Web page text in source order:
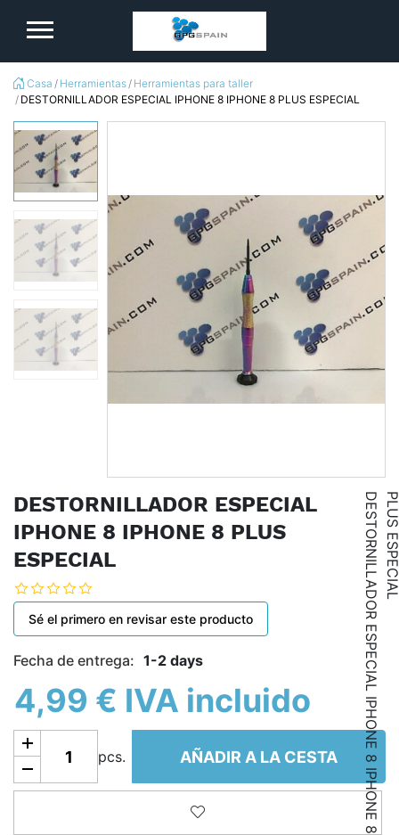
Casa Herramientas Herramientas para taller
DESTORNILLADOR ESPECIAL IPHONE 8 IPHONE 8 PLUS ESPECIAL
D
E
S
T
O
R
N
I
L
L
A
D
O
R
E
S
P
E
C
I
A
L
I
P
H
O
N
E
8
I
P
H
O
N
E
8
P
L
U
S
E
S
P
E
C
I
A
DESTORNILLADOR ESPECIAL
IPHONE 8 IPHONE 8 PLUS
ESPECIAL
Sé el primero en revisar este producto
Fecha de entrega: 1-2 days
4,99 € IVA incluido
Añadir a la cesta
pcs.
AÑADIR A LA CESTA
Añadir a la lista de deseos